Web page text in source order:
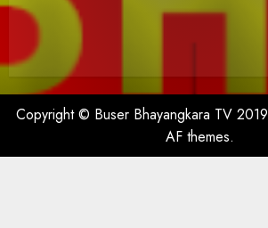
Copyright © Buser Bhayangkara TV 2019
AF themes.